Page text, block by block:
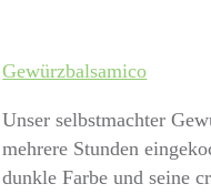
Gewürzbalsamico
Unser selbstmachter
mehrere Stunden
dunkle Farbe und seine